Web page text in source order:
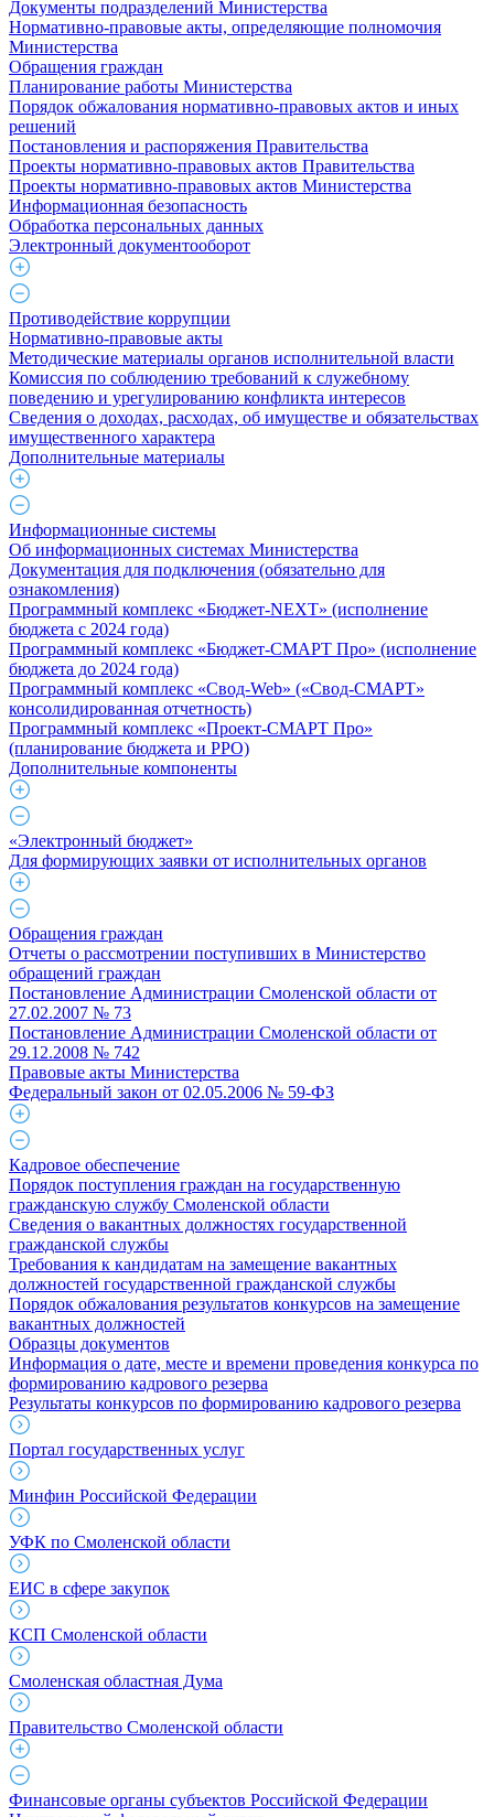
Документы подразделений Министерства
Нормативно-правовые акты, определяющие полномочия
Министерства
Обращения граждан
Планирование работы Министерства
Порядок обжалования нормативно-правовых актов и иных
решений
Постановления и распоряжения Правительства
Проекты нормативно-правовых актов Правительства
Проекты нормативно-правовых актов Министерства
Информационная безопасность
Обработка персональных данных
Электронный документооборот
Противодействие коррупции
Нормативно-правовые акты
Методические материалы органов исполнительной власти
Комиссия по соблюдению требований к служебному
поведению и урегулированию конфликта интересов
Сведения о доходах, расходах, об имуществе и обязательствах
имущественного характера
Дополнительные материалы
Информационные системы
Об информационных системах Министерства
Документация для подключения (обязательно для
ознакомления)
Программный комплекс «Бюджет-NEXT» (исполнение
бюджета с 2024 года)
Программный комплекс «Бюджет-СМАРТ Про» (исполнение
бюджета до 2024 года)
Программный комплекс «Свод-Web» («Свод-СМАРТ»
консолидированная отчетность)
Программный комплекс «Проект-СМАРТ Про»
(планирование бюджета и РРО)
Дополнительные компоненты
«Электронный бюджет»
Для формирующих заявки от исполнительных органов
Обращения граждан
Отчеты о рассмотрении поступивших в Министерство
обращений граждан
Постановление Администрации Смоленской области от
27.02.2007 № 73
Постановление Администрации Смоленской области от
29.12.2008 № 742
Правовые акты Министерства
Федеральный закон от 02.05.2006 № 59-ФЗ
Кадровое обеспечение
Порядок поступления граждан на государственную
гражданскую службу Смоленской области
Сведения о вакантных должностях государственной
гражданской службы
Требования к кандидатам на замещение вакантных
должностей государственной гражданской службы
Порядок обжалования результатов конкурсов на замещение
вакантных должностей
Образцы документов
Информация о дате, месте и времени проведения конкурса по
формированию кадрового резерва
Результаты конкурсов по формированию кадрового резерва
Портал государственных услуг
Минфин Российской Федерации
УФК по Смоленской области
ЕИС в сфере закупок
КСП Смоленской области
Смоленская областная Дума
Правительство Смоленской области
Финансовые органы субъектов Российской Федерации